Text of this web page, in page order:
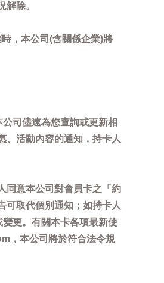
除。
，本公司(含關係企業)將
司儘速為您查詢或更新相
、活動內容的通知，持卡人
同意本公司對會員卡之「約
可取代個別通知；如持卡人
更。有關本卡各項最新使
，本公司將於符合法令規